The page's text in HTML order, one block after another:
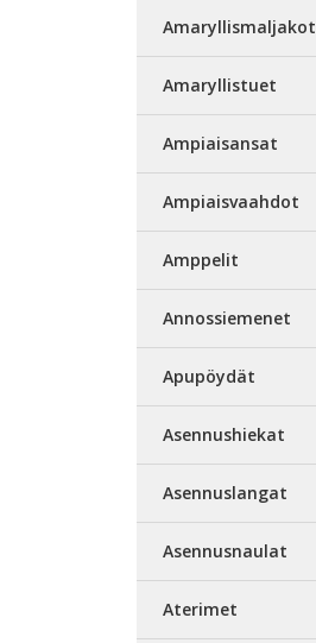
Amaryllismaljakot
Amaryllistuet
Ampiaisansat
Ampiaisvaahdot
Amppelit
Annossiemenet
Apupöydät
Asennushiekat
Asennuslangat
Asennusnaulat
Aterimet